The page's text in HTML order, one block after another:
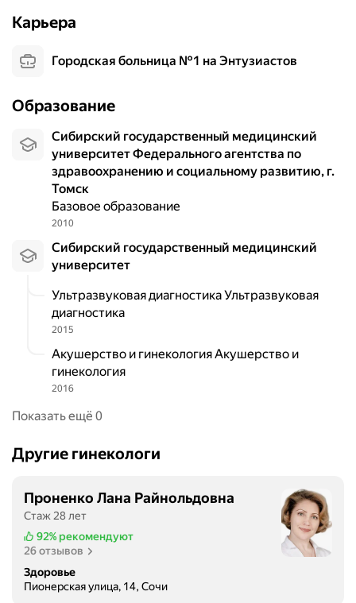
Карьера
Городская больница №1 на Энтузиастов
Образование
Сибирский государственный медицинский
университет Федерального агентства по
здравоохранению и социальному развитию, г.
Томск
Базовое образование
2010
Сибирский государственный медицинский
университет
Ультразвуковая диагностика Ультразвуковая
диагностика
2015
Акушерство и гинекология Акушерство и
гинекология
2016
Показать ещё 0
Другие гинекологи
Проненко Лана Райнольдовна
Стаж 28 лет
92% рекомендуют
26 отзывов
Здоровье
Пионерская улица, 14, Сочи